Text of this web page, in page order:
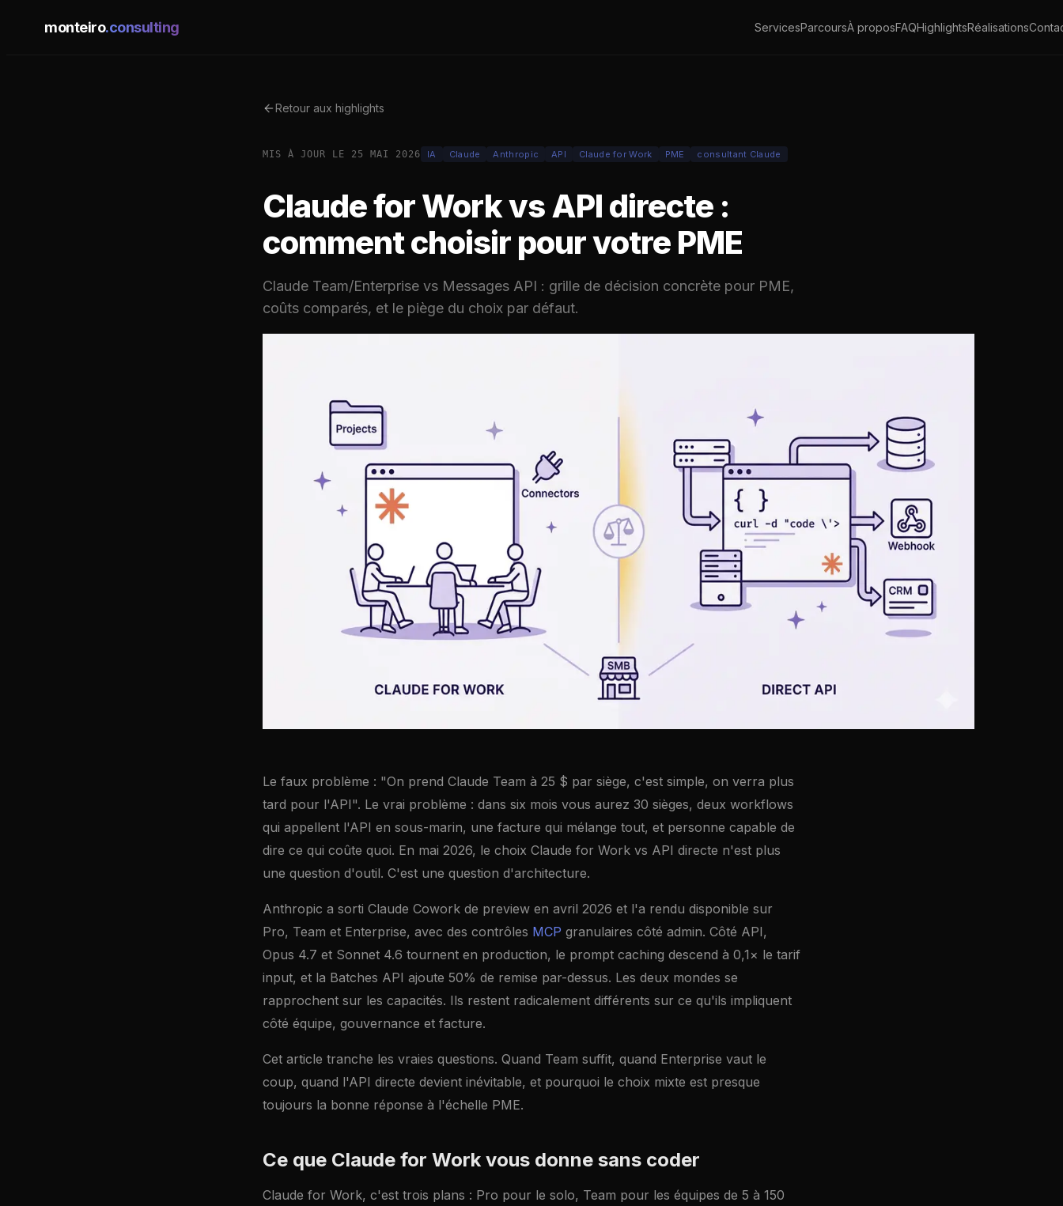
monteiro.consulting ServicesParcoursÀ proposFAQHighlightsRéalisations
Retour aux highlights
MIS À JOUR LE 25 MAI 2026 IA Claude Anthropic API Claude for Work PME consultant Claude
Claude for Work vs API directe :
comment choisir pour votre PME
Claude Team/Enterprise vs Messages API : grille de décision concrète pour PME,
coûts comparés, et le piège du choix par défaut.
Le faux problème : "On prend Claude Team à 25 $ par siège, c'est simple, on verra plus
tard pour l'API". Le vrai problème : dans six mois vous aurez 30 sièges, deux workflows
qui appellent l'API en sous-marin, une facture qui mélange tout, et personne capable de
dire ce qui coûte quoi. En mai 2026, le choix Claude for Work vs API directe n'est plus
une question d'outil. C'est une question d'architecture.
Anthropic a sorti Claude Cowork de preview en avril 2026 et l'a rendu disponible sur
Pro, Team et Enterprise, avec des contrôles MCP granulaires côté admin. Côté API,
Opus 4.7 et Sonnet 4.6 tournent en production, le prompt caching descend à 0,1× le tarif
input, et la Batches API ajoute 50% de remise par-dessus. Les deux mondes se
rapprochent sur les capacités. Ils restent radicalement différents sur ce qu'ils impliquent
côté équipe, gouvernance et facture.
Cet article tranche les vraies questions. Quand Team suffit, quand Enterprise vaut le
coup, quand l'API directe devient inévitable, et pourquoi le choix mixte est presque
toujours la bonne réponse à l'échelle PME.
Ce que Claude for Work vous donne sans coder
Claude for Work, c'est trois plans : Pro pour le solo, Team pour les équipes de 5 à 150